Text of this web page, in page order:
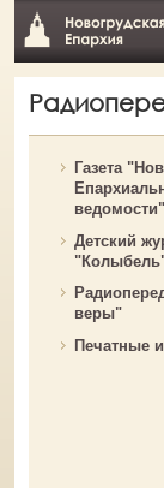
Газета
ведомости"
Детский
веры"
Печатные